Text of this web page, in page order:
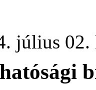
július 02.